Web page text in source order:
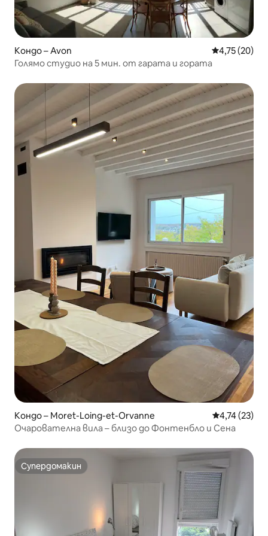
Кондо – Avon Средна
4,75 (20)
Голямо студио на 5 мин. от гарата и гората
Кондо – Moret-Loing-et-Orvanne Средна
4,74 (23)
Очарователна вила – близо до Фонтенбло и Сена
Супердомакин
Супердомакин